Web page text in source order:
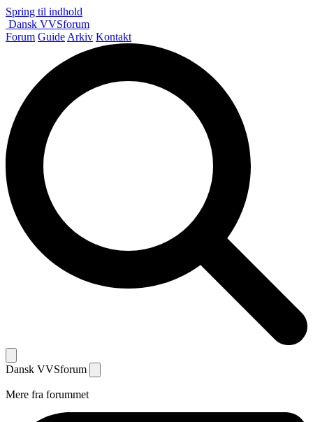
Spring til indhold
Dansk VVSforum
Forum Guide Arkiv Kontakt
Dansk VVSforum
Mere fra forummet